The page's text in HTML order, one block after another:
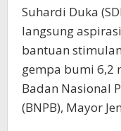
Suhardi Duka
langsung
bantuan
gempa bumi 6,2
Badan Nasional
(BNPB), Mayor